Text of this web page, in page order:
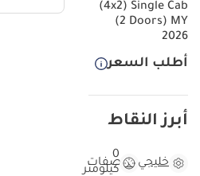
(4x2) Single Cab
(2 Doors) MY
2026
أطلب السعر
أبرز النقاط
خليجي مواصفات
0
كيلومتر